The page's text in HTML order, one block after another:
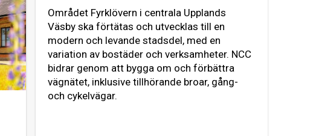
Området Fyrklövern i centrala Upplands
Väsby ska förtätas och utvecklas till en
modern och levande stadsdel, med en
variation av bostäder och verksamheter. NCC
bidrar genom att bygga om och förbättra
vägnätet, inklusive tillhörande broar, gång-
och cykelvägar.